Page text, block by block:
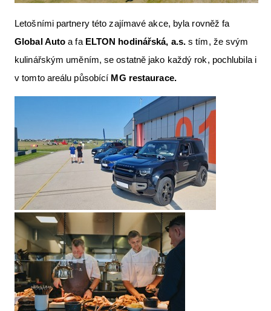
Letošními partnery této zajímavé akce, byla rovněž fa
Global Auto a fa ELTON hodinářská, a.s.s tím, že svým
kulinářským uměním, se ostatně jako každý rok, pochlubila i
v tomto areálu působící MG restaurace.